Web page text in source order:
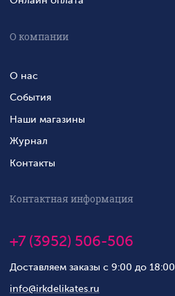
О компании
О нас
События
Наши магазины
Журнал
Контакты
Контактная информация
+7 (3952) 506-506
Доставляем заказы с 9:00 до 18:00
info@irkdelikates.ru